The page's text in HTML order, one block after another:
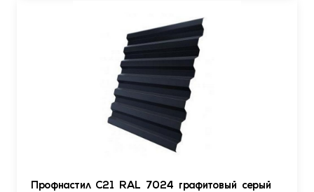
Профнастил С21 RAL 7024 графитовый серый